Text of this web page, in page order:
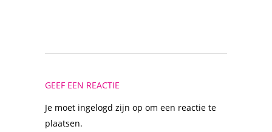
GEEF EEN REACTIE
Je moet ingelogd zijn op om een reactie te
plaatsen.